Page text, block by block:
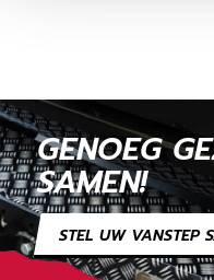
GENOEG
SAMEN!
STEL UW VANSTEP